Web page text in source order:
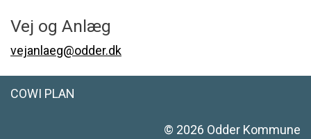
Vej og Anlæg
vejanlaeg@odder.dk
COWI PLAN
© 2026 Odder Kommune